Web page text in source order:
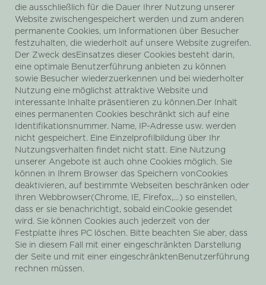
die ausschließlich für die Dauer Ihrer Nutzung unserer
Website zwischengespeichert werden und zum anderen
permanente Cookies, um Informationen über Besucher
festzuhalten, die wiederholt auf unsere Website zugreifen.
Der Zweck desEinsatzes dieser Cookies besteht darin,
eine optimale Benutzerführung anbieten zu können
sowie Besucher wiederzuerkennen und bei wiederholter
Nutzung eine möglichst attraktive Website und
interessante Inhalte präsentieren zu können.Der Inhalt
eines permanenten Cookies beschränkt sich auf eine
Identifikationsnummer. Name, IP-Adresse usw. werden
nicht gespeichert. Eine Einzelprofilbildung über Ihr
Nutzungsverhalten findet nicht statt. Eine Nutzung
unserer Angebote ist auch ohne Cookies möglich. Sie
können in Ihrem Browser das Speichern vonCookies
deaktivieren, auf bestimmte Webseiten beschränken oder
Ihren Webbrowser(Chrome, IE, Firefox,…) so einstellen,
dass er sie benachrichtigt, sobald einCookie gesendet
wird. Sie können Cookies auch jederzeit von der
Festplatte ihres PC löschen. Bitte beachten Sie aber, dass
Sie in diesem Fall mit einer eingeschränkten Darstellung
der Seite und mit einer eingeschränktenBenutzerführung
rechnen müssen.